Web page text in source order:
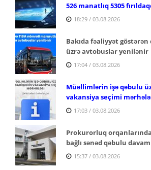
526 manatlıq 5305
18:29 / 03.08.2026
Bakıda fəaliyyət
üzrə avtobuslar yenilənir
17:04 / 03.08.2026
Müəllimlərin işə qəbulu
vakansiya seçimi
17:03 / 03.08.2026
Prokurorluq
bağlı sənəd qəbulu
15:37 / 03.08.2026